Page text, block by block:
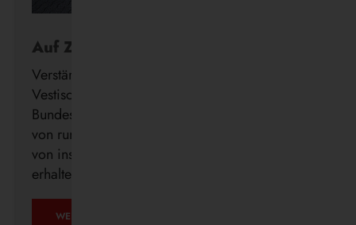
Auf Zukunftskurs
Verstärkung für die Wasserstoff-Flotte: Die
Vestische hat den Förderbescheid des
Bundesministeriums für Verkehr (BMV) in Höhe
von rund 3,12 Millionen Euro zur Beschaffung
von insgesamt 14 Brennstoffzellenbussen
erhalten.
WEITERLESEN …